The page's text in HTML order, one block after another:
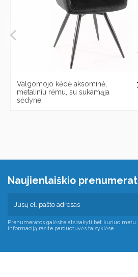
Valgomojo kėdė aksominė,
metaliniu rėmu, su sukamąja
sėdyne
Naujienlaiškio
Prenumeratos galėsite atsisakyti bet kuriuo
informaciją rasite parduotuvės taisyklėse.